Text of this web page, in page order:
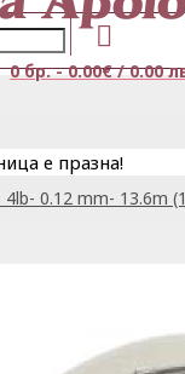
0 бр. - 0.00€ / 0.00
е празна!
4lb- 0.12 mm- 13.6m